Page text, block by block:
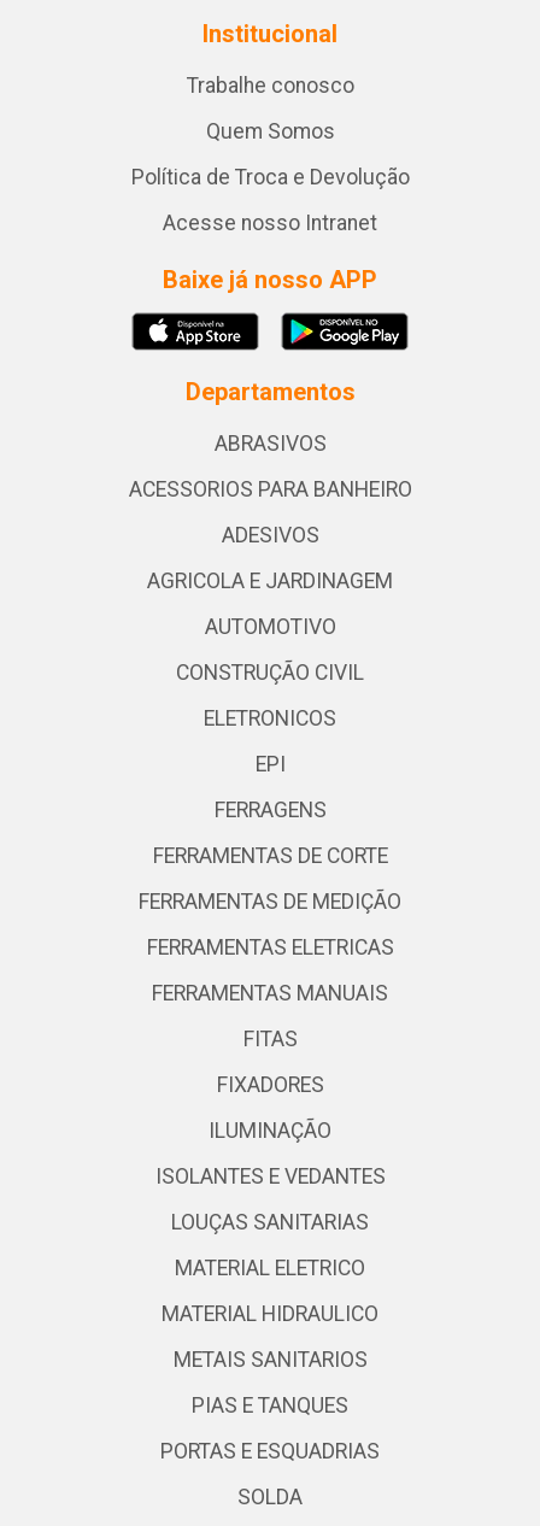
Institucional
Trabalhe conosco
Quem Somos
Política de Troca e Devolução
Acesse nosso Intranet
Baixe já nosso APP
Departamentos
ABRASIVOS
ACESSORIOS PARA BANHEIRO
ADESIVOS
AGRICOLA E JARDINAGEM
AUTOMOTIVO
CONSTRUÇÃO CIVIL
ELETRONICOS
EPI
FERRAGENS
FERRAMENTAS DE CORTE
FERRAMENTAS DE MEDIÇÃO
FERRAMENTAS ELETRICAS
FERRAMENTAS MANUAIS
FITAS
FIXADORES
ILUMINAÇÃO
ISOLANTES E VEDANTES
LOUÇAS SANITARIAS
MATERIAL ELETRICO
MATERIAL HIDRAULICO
METAIS SANITARIOS
PIAS E TANQUES
PORTAS E ESQUADRIAS
SOLDA